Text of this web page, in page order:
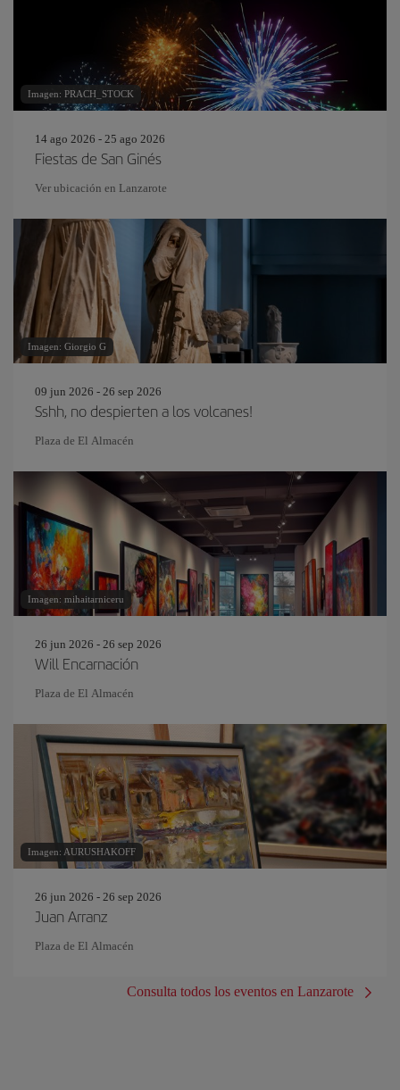
Imagen: PRACH_STOCK
14 ago 2026 - 25 ago 2026
Fiestas de San Ginés
Ver ubicación en Lanzarote
Imagen: Giorgio G
09 jun 2026 - 26 sep 2026
Sshh, no despierten a los volcanes!
Plaza de El Almacén
Imagen: mihaitarniceru
26 jun 2026 - 26 sep 2026
Will Encarnación
Plaza de El Almacén
Imagen: AURUSHAKOFF
26 jun 2026 - 26 sep 2026
Juan Arranz
Plaza de El Almacén
Consulta todos los eventos en Lanzarote